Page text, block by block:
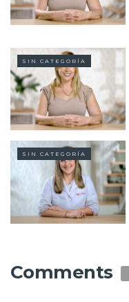
SIN CATEGORÍA
SIN CATEGORÍA
Comments